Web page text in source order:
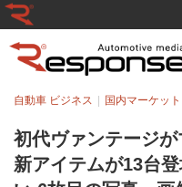
初代ヴァンテージが
新アイテムが13台
自動車 ビジネス 国内マーケット